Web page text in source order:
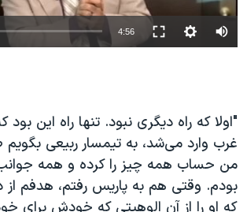
4:56
"اولا که راه دیگری نبود. تنها راه این
غرب وارد می‌شد، به تیمسار ربیعی بگویم
من حساب همه چیز را کرده و همه جوانب
بودم. وقتی هم به پاریس رفتم، هدفم از
که او را از آن الوهیتی که خودش برای